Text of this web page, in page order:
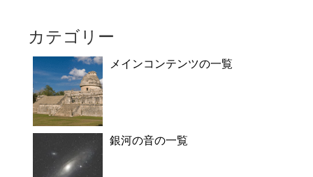
カテゴリー
メインコンテンツの一覧
銀河の音の一覧